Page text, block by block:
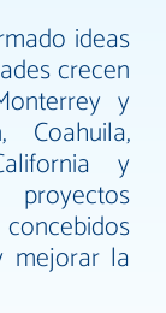
ideas
crecen
y
y
mejorar la